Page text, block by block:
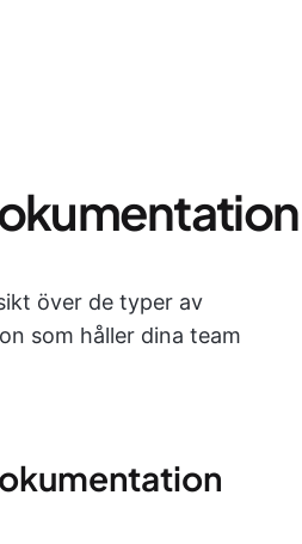
över de typer av
som håller dina team